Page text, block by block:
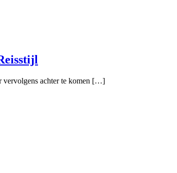
vervolgens achter te komen […]